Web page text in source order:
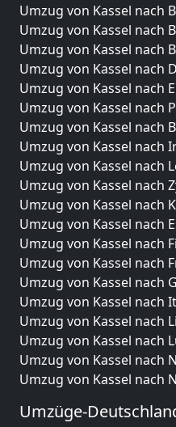
Umzug von Kassel nach
Umzug von Kassel nach
Umzug von Kassel nach
Umzug von Kassel nach
Umzug von Kassel nach
Umzug von Kassel nach
Umzug von Kassel nach
Umzug von Kassel nach
Umzug von Kassel nach
Umzug von Kassel nach
Umzug von Kassel nach
Umzug von Kassel nach
Umzug von Kassel nach
Umzug von Kassel nach
Umzug von Kassel nach
Umzug von Kassel nach
Umzug von Kassel nach
Umzug von Kassel nach
Umzug von Kassel nach
Umzug von Kassel nach
Umzüge-